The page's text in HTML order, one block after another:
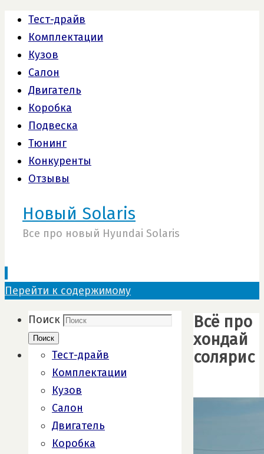
Тест-драйв
Комплектации
Кузов
Салон
Двигатель
Коробка
Подвеска
Тюнинг
Конкуренты
Отзывы
Новый Solaris
Все про новый Hyundai Solaris
Перейти к содержимому
Всё про
хондай
солярис
Поиск
Поиск
Тест-драйв
Комплектации
Кузов
Салон
Двигатель
Коробка